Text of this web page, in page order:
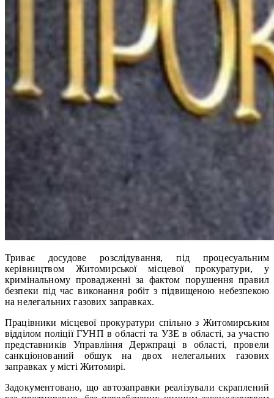
Триває досудове розслідування, під процесуальним
керівництвом Житомирської місцевої прокуратури, у
кримінальному провадженні за фактом порушення правил
безпеки під час виконання робіт з підвищеною небезпекою
на нелегальних газових заправках.
Працівники місцевої прокуратури спільно з Житомирським
відділом поліції ГУНП в області та УЗЕ в області, за участю
представників Управління Держпраці в області, провели
санкціонований обшук на двох нелегальних газових
заправках у місті Житомирі.
Задокументовано, що автозаправки реалізували скраплений